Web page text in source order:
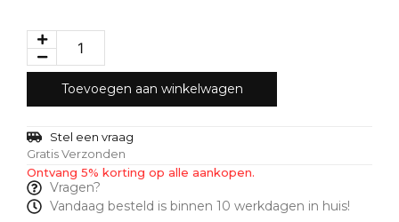
Toevoegen aan winkelwagen
Stel een vraag
Gratis Verzonden
Ontvang 5% korting op alle aankopen.
Vragen?
Vandaag besteld is binnen 10 werkdagen in huis!